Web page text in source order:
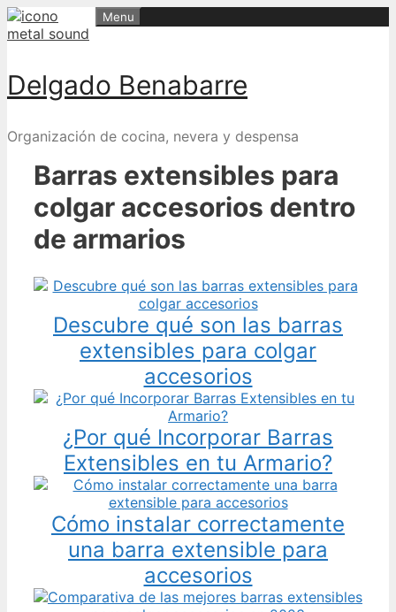
Skip
to
Delgado Benabarre
Organización de cocina, nevera y despensa
Menu
Barras extensibles para
colgar accesorios dentro
de armarios
Descubre qué son las barras
extensibles para colgar
accesorios
¿Por qué Incorporar Barras
Extensibles en tu Armario?
Cómo instalar correctamente
una barra extensible para
accesorios